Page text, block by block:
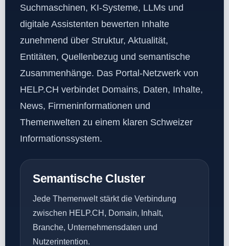
Suchmaschinen, KI-Systeme, LLMs und
digitale Assistenten bewerten Inhalte
zunehmend über Struktur, Aktualität,
Entitäten, Quellenbezug und semantische
Zusammenhänge. Das Portal-Netzwerk von
HELP.CH verbindet Domains, Daten, Inhalte,
News, Firmeninformationen und
Themenwelten zu einem klaren Schweizer
Informationssystem.
Semantische Cluster
Jede Themenwelt stärkt die Verbindung
zwischen HELP.CH, Domain, Inhalt,
Branche, Unternehmensdaten und
Nutzerintention.